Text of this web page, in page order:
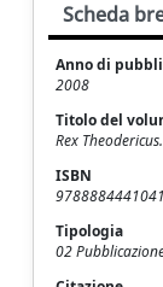
Scheda
Anno di
2008
Titolo del
Rex
ISBN
9788884441041
Tipologia
02